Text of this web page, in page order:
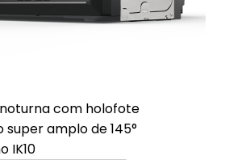
noturna com holofote
super amplo de 145°
IK10